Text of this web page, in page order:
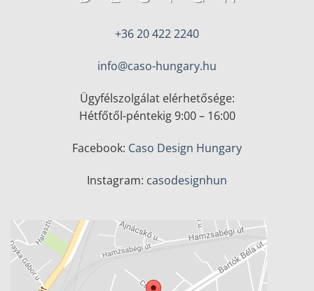
+36 20 422 2240
info@caso-hungary.hu
Ügyfélszolgálat elérhetősége:
Hétfőtől-péntekig 9:00 – 16:00
Facebook: Caso Design Hungary
Instagram: casodesignhun